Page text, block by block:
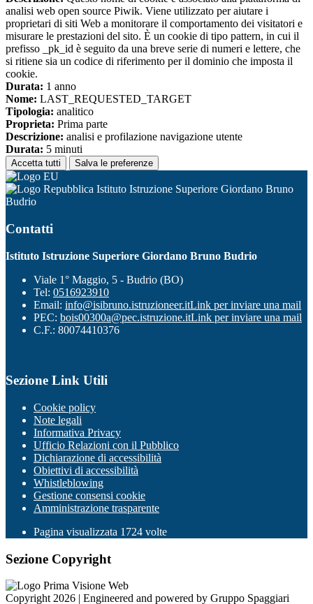
analisi web open source Piwik. Viene utilizzato per aiutare i
proprietari di siti Web a monitorare il comportamento dei visitatori e
misurare le prestazioni del sito. È un cookie di tipo pattern, in cui il
prefisso _pk_id è seguito da una breve serie di numeri e lettere, che
si ritiene sia un codice di riferimento per il dominio che imposta il
cookie.
Durata: 1 anno
Nome: LAST_REQUESTED_TARGET
Tipologia: analitico
Proprieta: Prima parte
Descrizione: analisi e profilazione navigazione utente
Durata: 5 minuti
Accetta tutti Salva le preferenze
Istituto Istruzione Superiore Giordano Bruno
Budrio
Contatti
Istituto Istruzione Superiore Giordano Bruno Budrio
Viale 1° Maggio, 5 - Budrio (BO)
Tel: 0516923910
Email: info@isibruno.istruzioneer.itLink per inviare una mail
PEC: bois00300a@pec.istruzione.itLink per inviare una mail
C.F.: 80074410376
Sezione Link Utili
Cookie policy
Note legali
Informativa Privacy
Ufficio Relazioni con il Pubblico
Dichiarazione di accessibilità
Obiettivi di accessibilità
Whistleblowing
Gestione consensi cookie
Amministrazione trasparente
Pagina visualizzata 1724 volte
Sezione Copyright
Copyright 2026 | Engineered and powered by Gruppo Spaggiari